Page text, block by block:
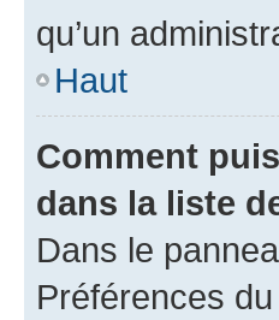
qu’un
Haut
Comment
dans la liste
Dans le
Préférences